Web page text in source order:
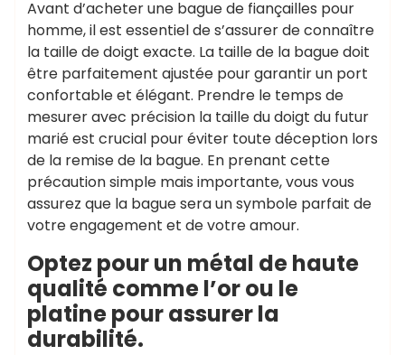
Avant d’acheter une bague de fiançailles pour
homme, il est essentiel de s’assurer de connaître
la taille de doigt exacte. La taille de la bague doit
être parfaitement ajustée pour garantir un port
confortable et élégant. Prendre le temps de
mesurer avec précision la taille du doigt du futur
marié est crucial pour éviter toute déception lors
de la remise de la bague. En prenant cette
précaution simple mais importante, vous vous
assurez que la bague sera un symbole parfait de
votre engagement et de votre amour.
Optez pour un métal de haute
qualité comme l’or ou le
platine pour assurer la
durabilité.